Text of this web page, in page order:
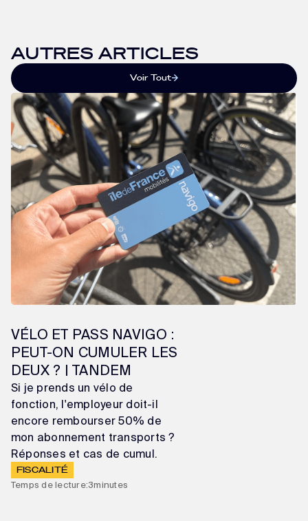
AUTRES ARTICLES
Voir Tout
VÉLO ET PASS NAVIGO :
PEUT-ON CUMULER LES
DEUX ? | TANDEM
Si je prends un vélo de
fonction, l'employeur doit-il
encore rembourser 50% de
mon abonnement transports ?
Réponses et cas de cumul.
FISCALITÉ
Temps de lecture:3minutes